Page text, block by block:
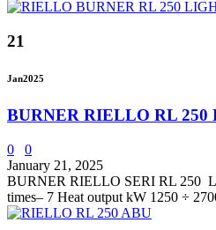
21
Jan2025
BURNER RIELLO RL
0
0
January 21, 2025
BURNER RIELLO SERI RL 250
times– 7 Heat output kW 1250 ÷